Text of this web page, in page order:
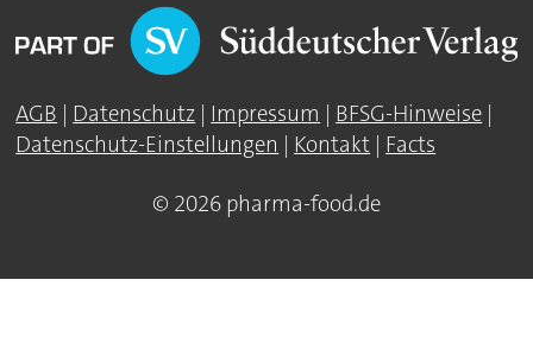
AGB | Datenschutz | Impressum | BFSG-Hinweise |
Datenschutz-Einstellungen | Kontakt | Facts
© 2026 pharma-food.de